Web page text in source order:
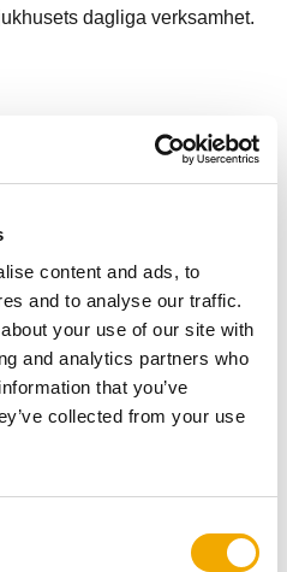
content and ads, to
and to analyse our traffic.
your use of our site with
and analytics partners who
that you’ve
collected from your use
dagliga verksamhet.
mastsektionerna
de lyftes på plats.
pannrum. Efter att
sänkts ned krävdes
perfekt inriktade. Det var
men eftersom våra
han- och honkopplingar på
arbetet avsevärt
Glasgow and Clyde, den